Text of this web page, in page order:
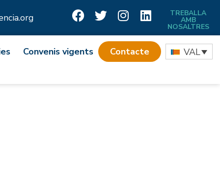
TREBALLA
AMB
NOSALTRES
Convenis vigents Contacte VAL